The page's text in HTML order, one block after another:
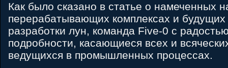
Как было сказано в статье о намеченных
перерабатывающих комплексах и
разработки лун, команда Five-0 с
подробности, касающиеся всех и
ведущихся в промышленных процессах.